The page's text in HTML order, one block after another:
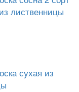
лиственницы
сухая из